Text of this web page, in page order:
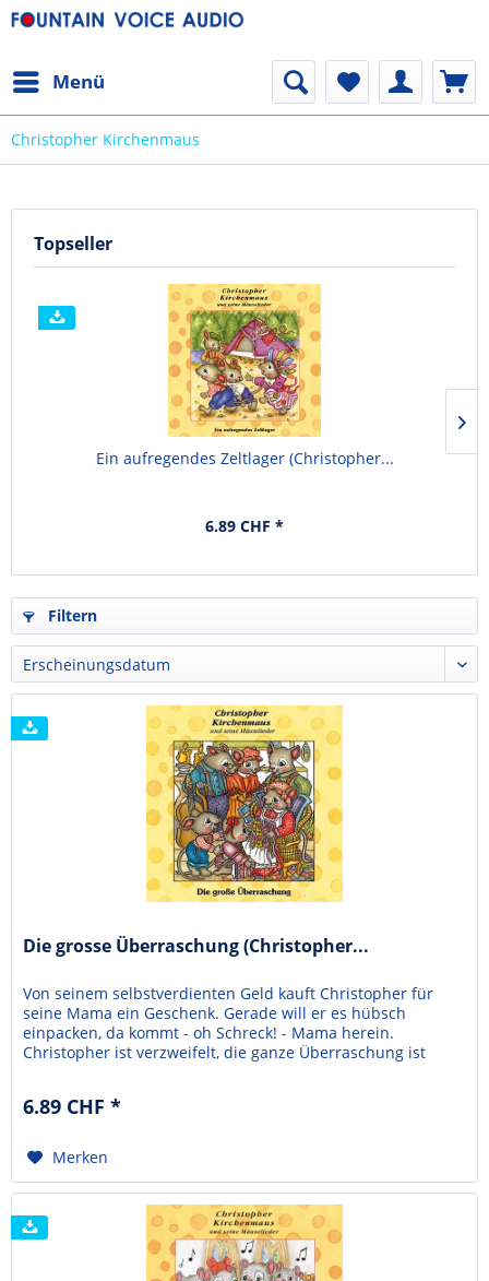
Menü
Christopher Kirchenmaus
Topseller
Ein aufregendes Zeltlager (Christopher...
6.89 CHF *
Filtern
Die grosse Überraschung (Christopher...
Von seinem selbstverdienten Geld kauft Christopher für
seine Mama ein Geschenk. Gerade will er es hübsch
einpacken, da kommt - oh Schreck! - Mama herein.
Christopher ist verzweifelt, die ganze Überraschung ist
Eltern und Erziehern große Begeisterung aus! Die...
6.89 CHF *
Merken